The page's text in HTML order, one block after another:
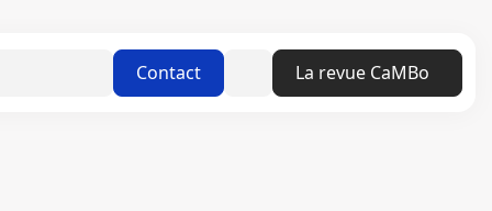
Contact LinkedinLa revue CaMBo